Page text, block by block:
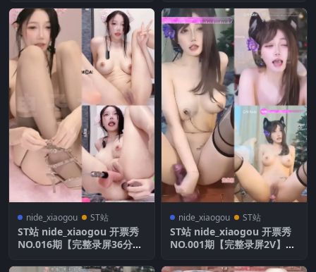
nide_xiaogou ST站
ST站 nide_xiaogou 开票秀
NO.016期【完整录屏36分
nide_xiaogou ST站
ST站 nide_xiaogou 开票秀
NO.001期【完整录屏2V】全